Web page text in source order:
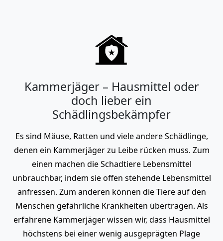
Kammerjäger – Hausmittel oder
doch lieber ein
Schädlingsbekämpfer
Es sind Mäuse, Ratten und viele andere Schädlinge,
denen ein Kammerjäger zu Leibe rücken muss. Zum
einen machen die Schadtiere Lebensmittel
unbrauchbar, indem sie offen stehende Lebensmittel
anfressen. Zum anderen können die Tiere auf den
Menschen gefährliche Krankheiten übertragen. Als
erfahrene Kammerjäger wissen wir, dass Hausmittel
höchstens bei einer wenig ausgeprägten Plage